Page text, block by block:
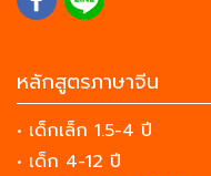
หลักสูตรภาษาจีน
• เด็กเล็ก 1.5-4 ปี
• เด็ก 4-12 ปี